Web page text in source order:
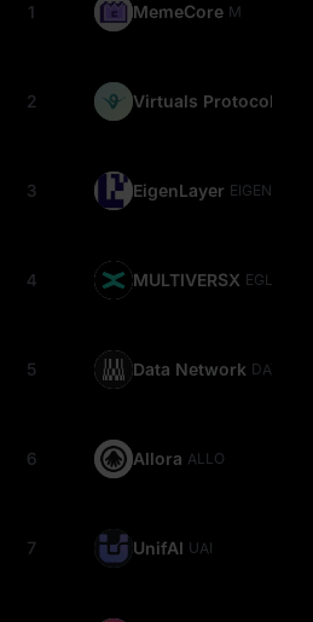
1 MemeCore M
2 Virtuals Protocol
3 EigenLayer EIGEN
4 MULTIVERSX EGLD
5 Data Network DATA
6 Allora ALLO
7 UnifAI UAI